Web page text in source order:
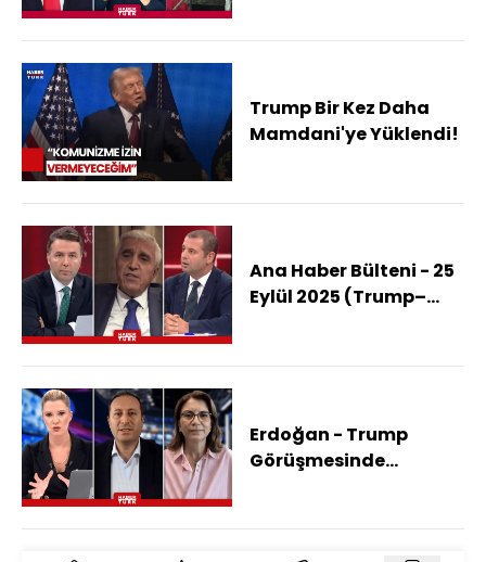
Trump Bir Kez Daha
Mamdani'ye Yüklendi!
Ana Haber Bülteni - 25
Eylül 2025 (Trump–
Başlıklar Masadaydı?)
Erdoğan - Trump
Görüşmesinde